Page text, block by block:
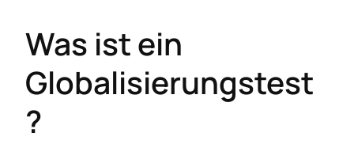
Was ist ein
Globalisierungstest
?